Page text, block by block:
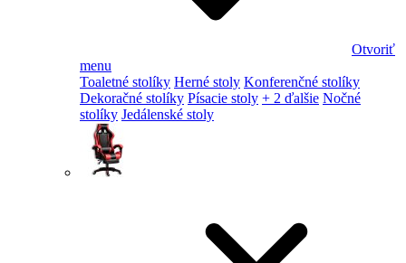
Otvoriť
menu
Toaletné stolíky Herné stoly Konferenčné stolíky
Dekoračné stolíky Písacie stoly + 2 ďalšie Nočné
stolíky Jedálenské stoly